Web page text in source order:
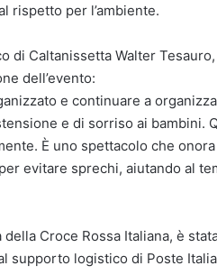
rispetto per l’ambiente.
di Caltanissetta Walter
dell’evento:
e continuare a
e di sorriso ai bambini.
È uno spettacolo che
evitare sprechi, aiutando al
Croce Rossa Italiana, è
supporto logistico di Poste